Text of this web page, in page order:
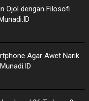
Ojol dengan Filosofi
Agar Awet Narik